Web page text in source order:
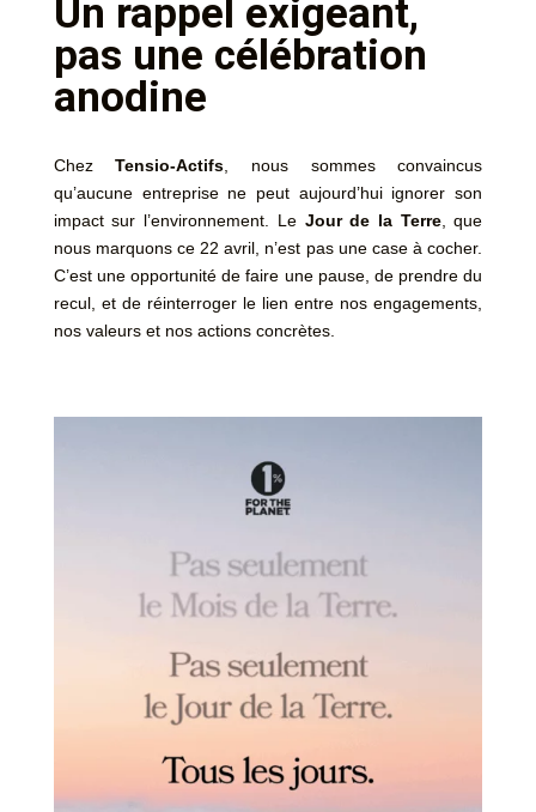
Un rappel exigeant,
pas une célébration
anodine
ChezTensio-Actifs , nous sommes convaincus
qu’aucune entreprise ne peut aujourd’hui ignorer son
impact sur l’environnement. Le Jour de la Terre, que
nous marquons ce 22 avril, n’est pas une case à cocher.
C’est une opportunité de faire une pause, de prendre du
recul, et de réinterroger le lien entre nos engagements,
nos valeurs et nos actions concrètes.